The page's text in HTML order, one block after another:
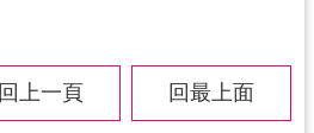
回上一頁 回最上面